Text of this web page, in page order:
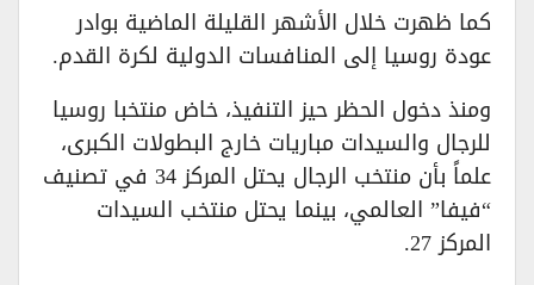
كما ظهرت خلال الأشهر القليلة الماضية بوادر
عودة روسيا إلى المنافسات الدولية لكرة القدم.
ومنذ دخول الحظر حيز التنفيذ، خاض منتخبا روسيا
للرجال والسيدات مباريات خارج البطولات الكبرى،
علماً بأن منتخب الرجال يحتل المركز 34 في تصنيف
“فيفا” العالمي، بينما يحتل منتخب السيدات
المركز 27.